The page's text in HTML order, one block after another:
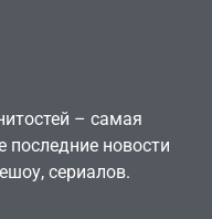
– самая
новости
сериалов.